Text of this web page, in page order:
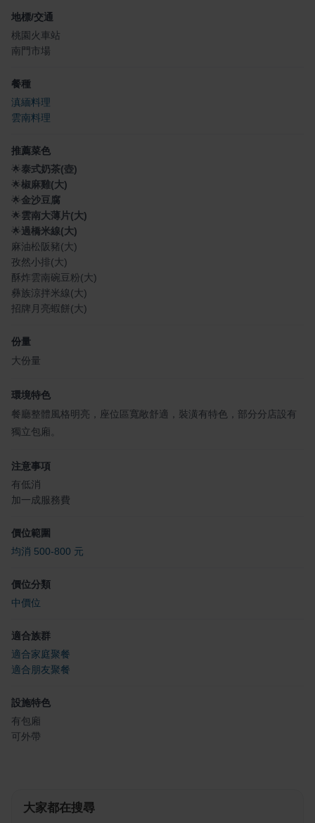
地標/交通
桃園火車站
南門市場
餐種
滇緬料理
雲南料理
推薦菜色
🌟泰式奶茶(壺)
🌟椒麻雞(大)
🌟金沙豆腐
🌟雲南大薄片(大)
🌟過橋米線(大)
麻油松阪豬(大)
孜然小排(大)
酥炸雲南碗豆粉(大)
彝族涼拌米線(大)
招牌月亮蝦餅(大)
份量
大份量
環境特色
餐廳整體風格明亮，座位區寬敞舒適，裝潢有特色，部分分店設有
獨立包廂。
注意事項
有低消
加一成服務費
價位範圍
均消 500-800 元
價位分類
中價位
適合族群
適合家庭聚餐
適合朋友聚餐
設施特色
有包廂
可外帶
大家都在搜尋